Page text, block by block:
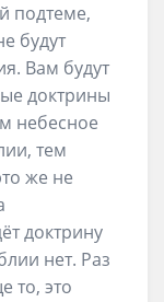
подтеме,
будут
Вам будут
доктрины
небесное
тем
же не
доктрину
нет. Раз
то, это